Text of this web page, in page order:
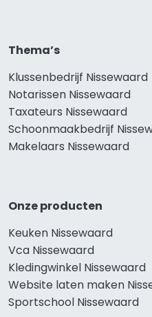
Thema’s
Klussenbedrijf Nissewaard
Notarissen Nissewaard
Taxateurs Nissewaard
Schoonmaakbedrijf
Makelaars Nissewaard
Onze producten
Keuken Nissewaard
Vca Nissewaard
Kledingwinkel Nissewaard
Website laten maken
Sportschool Nissewaard